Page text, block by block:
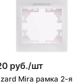
руб./шт
Mira рамка 2-я